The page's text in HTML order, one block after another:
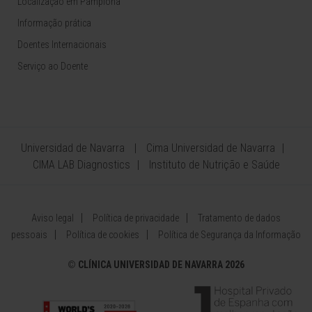
Informação prática
Doentes Internacionais
Serviço ao Doente
Universidad de Navarra
Cima Universidad de Navarra
CIMA LAB Diagnostics
Instituto de Nutrição e Saúde
Aviso legal Política de privacidade
Tratamento de dados
pessoais
Política de cookies Política de Segurança da Informação
© CLÍNICA UNIVERSIDAD DE NAVARRA 2026